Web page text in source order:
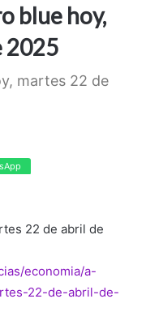
blue hoy,
2025
martes 22 de
22 de abril de
economia/a-
22-de-abril-de-